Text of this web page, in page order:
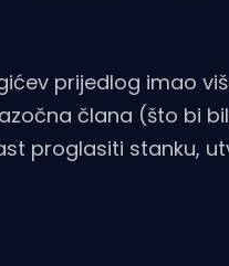
prijedlog imao
člana (što bi
proglasiti stanku,